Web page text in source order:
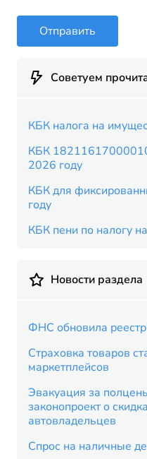
Отправить
Советуем
КБК налога на
КБК
2026 году
КБК для
году
КБК пени по налогу
Новости раздела
ФНС обновила
Страховка товаров
маркетплейсов
Эвакуация за
законопроект о
автовладельцев
Спрос на наличные